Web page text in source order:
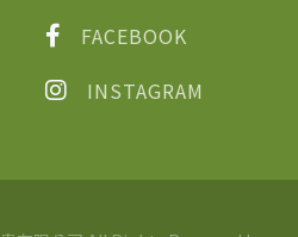
FACEBOOK
INSTAGRAM